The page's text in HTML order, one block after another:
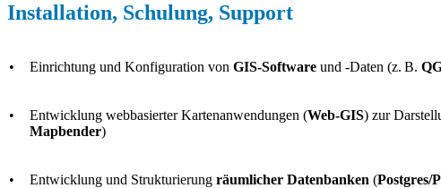
Installation, Schulung, Support
• Einrichtung und Konfiguration von GIS-Software und -Daten (z. B.
• Entwicklung webbasierter Kartenanwendungen (Web-GIS) zur
Mapbender)
• Entwicklung und Strukturierung räumlicher Datenbanken (Postgres/